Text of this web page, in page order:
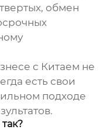
обмен
с Китаем не
есть свои
подходе